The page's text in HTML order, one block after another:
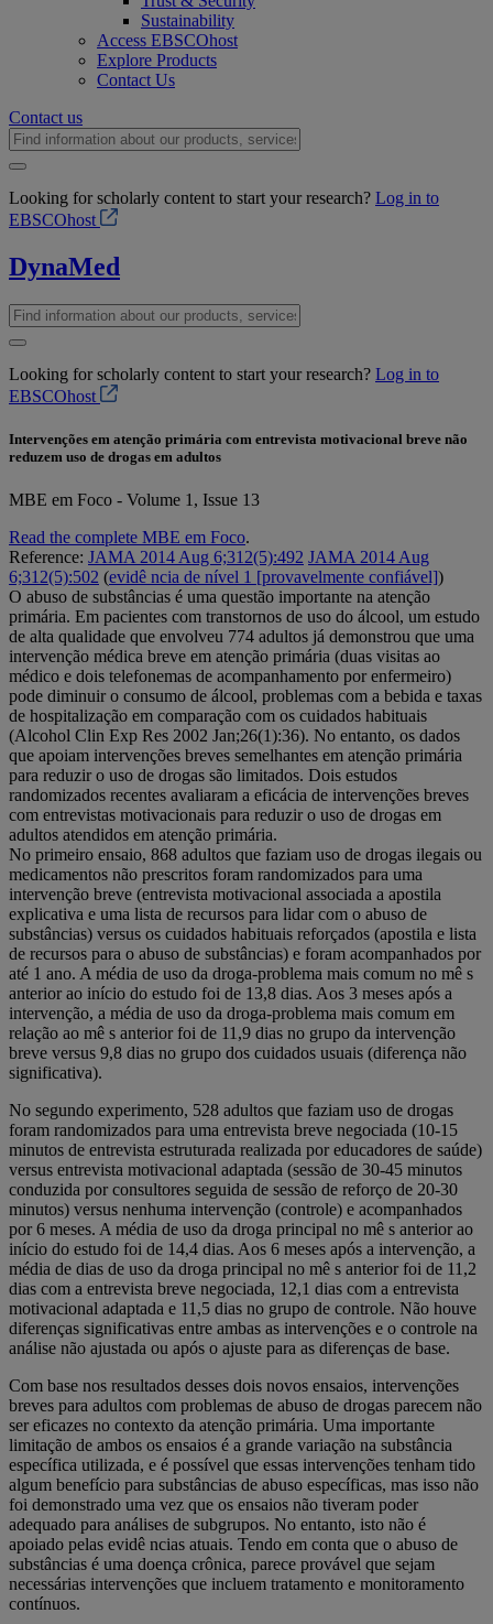
Sustainability
Access EBSCOhost
Explore Products
Contact Us
Contact us
Looking for scholarly content to start your research? Log in to
EBSCOhost
DynaMed
Looking for scholarly content to start your research? Log in to
EBSCOhost
Intervenções em atenção primária com entrevista motivacional breve não
reduzem uso de drogas em adultos
MBE em Foco - Volume 1, Issue 13
Read the complete MBE em Foco.
Reference: JAMA 2014 Aug 6;312(5):492 JAMA 2014 Aug
6;312(5):502 (evidê ncia de nível 1 [provavelmente confiável])
O abuso de substâncias é uma questão importante na atenção
primária. Em pacientes com transtornos de uso do álcool, um estudo
de alta qualidade que envolveu 774 adultos já demonstrou que uma
intervenção médica breve em atenção primária (duas visitas ao
médico e dois telefonemas de acompanhamento por enfermeiro)
pode diminuir o consumo de álcool, problemas com a bebida e taxas
de hospitalização em comparação com os cuidados habituais
(Alcohol Clin Exp Res 2002 Jan;26(1):36). No entanto, os dados
que apoiam intervenções breves semelhantes em atenção primária
para reduzir o uso de drogas são limitados. Dois estudos
randomizados recentes avaliaram a eficácia de intervenções breves
com entrevistas motivacionais para reduzir o uso de drogas em
adultos atendidos em atenção primária.
No primeiro ensaio, 868 adultos que faziam uso de drogas ilegais ou
medicamentos não prescritos foram randomizados para uma
intervenção breve (entrevista motivacional associada a apostila
explicativa e uma lista de recursos para lidar com o abuso de
substâncias) versus os cuidados habituais reforçados (apostila e lista
de recursos para o abuso de substâncias) e foram acompanhados por
até 1 ano. A média de uso da droga-problema mais comum no mê s
anterior ao início do estudo foi de 13,8 dias. Aos 3 meses após a
intervenção, a média de uso da droga-problema mais comum em
relação ao mê s anterior foi de 11,9 dias no grupo da intervenção
breve versus 9,8 dias no grupo dos cuidados usuais (diferença não
significativa).
No segundo experimento, 528 adultos que faziam uso de drogas
foram randomizados para uma entrevista breve negociada (10-15
minutos de entrevista estruturada realizada por educadores de saúde)
versus entrevista motivacional adaptada (sessão de 30-45 minutos
conduzida por consultores seguida de sessão de reforço de 20-30
minutos) versus nenhuma intervenção (controle) e acompanhados
por 6 meses. A média de uso da droga principal no mê s anterior ao
início do estudo foi de 14,4 dias. Aos 6 meses após a intervenção, a
média de dias de uso da droga principal no mê s anterior foi de 11,2
dias com a entrevista breve negociada, 12,1 dias com a entrevista
motivacional adaptada e 11,5 dias no grupo de controle. Não houve
diferenças significativas entre ambas as intervenções e o controle na
análise não ajustada ou após o ajuste para as diferenças de base.
Com base nos resultados desses dois novos ensaios, intervenções
breves para adultos com problemas de abuso de drogas parecem não
ser eficazes no contexto da atenção primária. Uma importante
limitação de ambos os ensaios é a grande variação na substância
específica utilizada, e é possível que essas intervenções tenham tido
algum benefício para substâncias de abuso específicas, mas isso não
foi demonstrado uma vez que os ensaios não tiveram poder
adequado para análises de subgrupos. No entanto, isto não é
apoiado pelas evidê ncias atuais. Tendo em conta que o abuso de
substâncias é uma doença crônica, parece provável que sejam
necessárias intervenções que incluem tratamento e monitoramento
contínuos.